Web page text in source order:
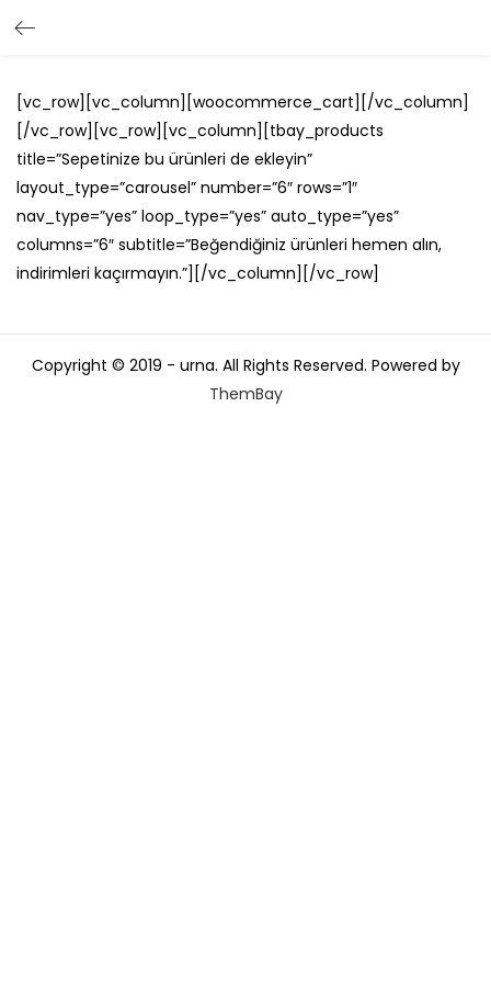
[vc_row][vc_column][woocommerce_cart][/vc_column]
[/vc_row][vc_row][vc_column][tbay_products
title=”Sepetinize bu ürünleri de ekleyin”
layout_type=”carousel” number=”6″ rows=”1″
nav_type=”yes” loop_type=”yes” auto_type=”yes”
columns=”6″ subtitle=”Beğendiğiniz ürünleri hemen alın,
indirimleri kaçırmayın.”][/vc_column][/vc_row]
Copyright © 2019 - urna. All Rights Reserved. Powered by
ThemBay